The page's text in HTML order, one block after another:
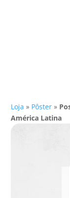
Loja » Pôster »
América Latina